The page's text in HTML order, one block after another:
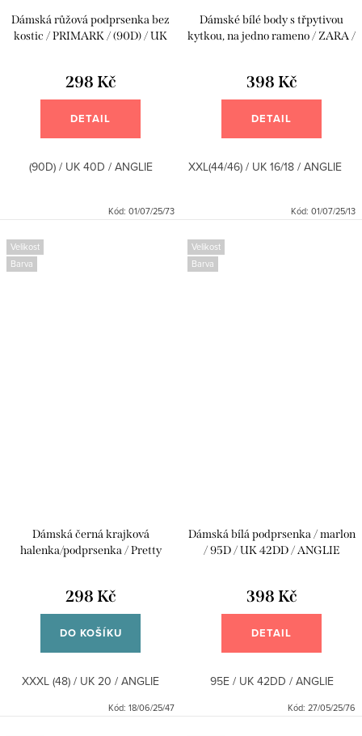
Dámská růžová podprsenka bez
kostic / PRIMARK / (90D) / UK
298 Kč
DETAIL
(90D) / UK 40D / ANGLIE
Kód: 01/07/25/73
Dámské bílé body s třpytivou
kytkou, na jedno rameno / ZARA /
398 Kč
DETAIL
XXL(44/46) / UK 16/18 / ANGLIE
Kód: 01/07/25/13
Velikost
Barva
Dámská černá krajková
halenka/podprsenka / Pretty
298 Kč
DO KOŠÍKU
XXXL (48) / UK 20 / ANGLIE
Kód: 18/06/25/47
Velikost
Barva
Dámská bílá podprsenka / marlon
/ 95D / UK 42DD / ANGLIE
398 Kč
DETAIL
95E / UK 42DD / ANGLIE
Kód: 27/05/25/76